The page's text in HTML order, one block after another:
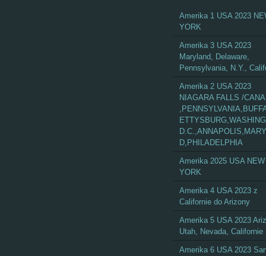
Amerika 1 USA 2023
YORK
Amerika 3 USA 2023
Maryland, Delaware,
Pennsylvania, N.Y.,
Amerika 2 USA 2023
NIAGARA FALLS /
D,PHILADELPHIA
Amerika 2025 USA NEW
YORK
Amerika 4 USA 2023 z
Californie do Arizony
Amerika 5 USA 2023
Utah, Nevada, Californie
Amerika 6 USA 2023